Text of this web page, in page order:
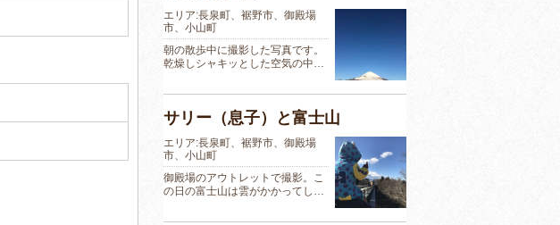
エリア:長泉町、裾野市、御殿場
市、小山町
朝の散歩中に撮影した写真です。
乾燥しシャキッとした空気の中…
サリー（息子）と富士山
エリア:長泉町、裾野市、御殿場
市、小山町
御殿場のアウトレットで撮影。こ
の日の富士山は雲がかかってし…